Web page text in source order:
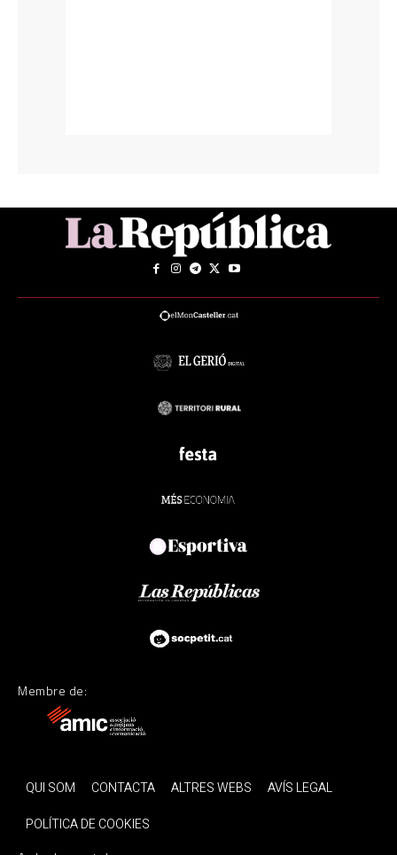
Membre de:
QUI SOM CONTACTA ALTRES WEBS
AVÍS LEGAL
POLÍTICA DE COOKIES